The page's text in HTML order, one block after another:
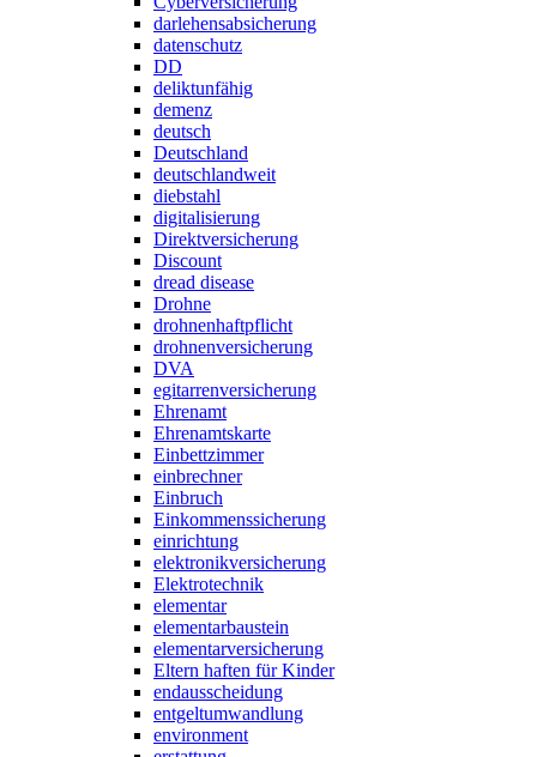
darlehensabsicherung
datenschutz
DD
deliktunfähig
demenz
deutsch
Deutschland
deutschlandweit
diebstahl
digitalisierung
Direktversicherung
Discount
dread disease
Drohne
drohnenhaftpflicht
drohnenversicherung
DVA
egitarrenversicherung
Ehrenamt
Ehrenamtskarte
Einbettzimmer
einbrechner
Einbruch
Einkommenssicherung
einrichtung
elektronikversicherung
Elektrotechnik
elementar
elementarbaustein
elementarversicherung
Eltern haften für Kinder
endausscheidung
entgeltumwandlung
environment